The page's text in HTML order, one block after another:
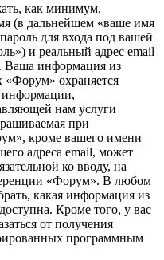
как минимум,
(в дальнейшем «ваше имя
для входа под вашей
и реальный адрес email
Ваша информация из
«Форум» охраняется
информации,
нам услуги
при
кроме вашего имени
адреса email, может
ко вводу, на
«Форум». В любом
какая информация из
Кроме того, у вас
от получения
программным